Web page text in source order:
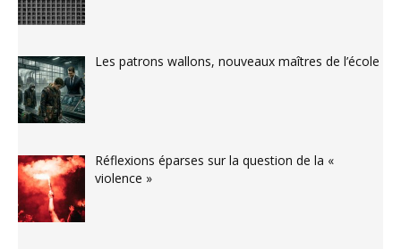
Les patrons wallons, nouveaux maîtres de l’école
Réflexions éparses sur la question de la «
violence »